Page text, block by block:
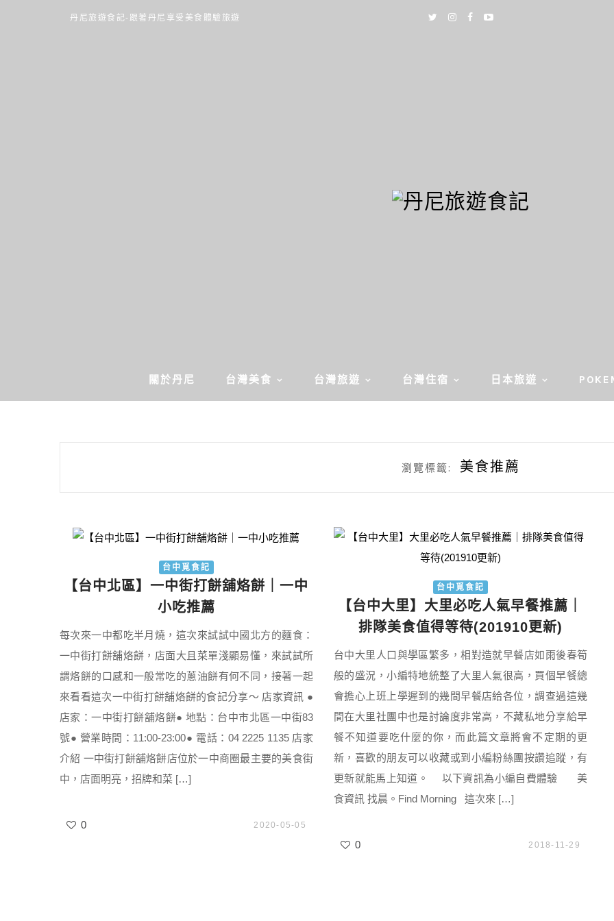
丹尼旅遊食記-跟著丹尼享受美食體驗旅遊
關於丹尼 台灣美食 台灣旅遊 台灣住宿 日本旅遊
瀏覽標籤: 美食推薦
台中覓食記
【台中北區】一中街打餅舖烙餅｜一中
小吃推薦
每次來一中都吃半月燒，這次來試試中國北方的麵食：
一中街打餅舖烙餅，店面大且菜單淺顯易懂，來試試所
謂烙餅的口感和一般常吃的蔥油餅有何不同，接著一起
來看看這次一中街打餅舖烙餅的食記分享～ 店家資訊 ●
店家：一中街打餅舖烙餅● 地點：台中市北區一中街83
號● 營業時間：11:00-23:00● 電話：04 2225 1135 店家
介紹 一中街打餅舖烙餅店位於一中商圈最主要的美食街
中，店面明亮，招牌和菜 […]
0 2020-05-05
台中覓食記
【台中大里】大里必吃人氣早餐推薦｜
排隊美食值得等待(201910更新)
台中大里人口與學區繁多，相對造就早餐店如雨後春筍
般的盛況，小編特地統整了大里人氣很高，買個早餐總
會擔心上班上學遲到的幾間早餐店給各位，調查過這幾
間在大里社團中也是討論度非常高，不藏私地分享給早
餐不知道要吃什麼的你，而此篇文章將會不定期的更
新，喜歡的朋友可以收藏或到小編粉絲團按讚追蹤，有
更新就能馬上知道。 以下資訊為小編自費體驗 美
食資訊 找晨。Find Morning 這次來 […]
0 2018-11-29